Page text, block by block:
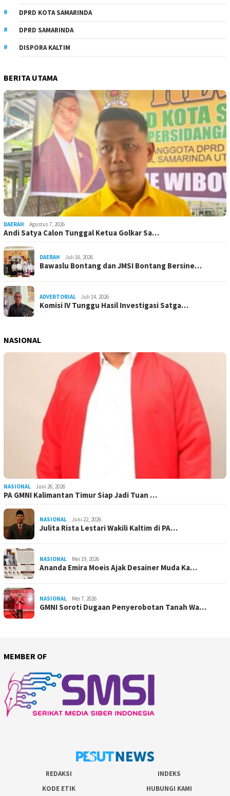
DPRD KOTA SAMARINDA
DPRD SAMARINDA
DISPORA KALTIM
BERITA UTAMA
DAERAH Agustus 7, 2026
Andi Satya Calon Tunggal Ketua Golkar Sa…
DAERAH Juli 16, 2026
Bawaslu Bontang dan JMSI Bontang Bersine…
ADVERTORIAL Juli 14, 2026
Komisi IV Tunggu Hasil Investigasi Satga…
NASIONAL
NASIONAL Juni 26, 2026
PA GMNI Kalimantan Timur Siap Jadi Tuan …
NASIONAL Juni 22, 2026
Julita Rista Lestari Wakili Kaltim di PA…
NASIONAL Mei 19, 2026
Ananda Emira Moeis Ajak Desainer Muda Ka…
NASIONAL Mei 7, 2026
GMNI Soroti Dugaan Penyerobotan Tanah Wa…
MEMBER OF
REDAKSI
INDEKS
KODE ETIK
HUBUNGI KAMI